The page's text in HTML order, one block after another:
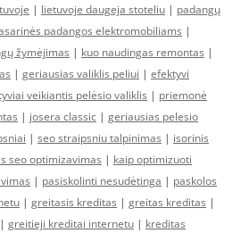
| lietuvoje daugeja stoteliu | padangų
padangos elektromobiliams |
žymėjimas | kuo naudingas remontas |
| geriausias valiklis peliui | efektyvi
veikiantis pelėsio valiklis | priemonė
| josera classic | geriausias pelesio
| seo straipsniu talpinimas | isorinis
seo optimizavimas | kaip optimizuoti
| pasiskolinti nesudėtinga | paskolos
| greitasis kreditas | greitas kreditas |
| greitieji kreditai internetu | kreditas